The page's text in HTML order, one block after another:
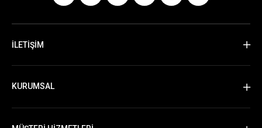
İLETİŞİM
KURUMSAL